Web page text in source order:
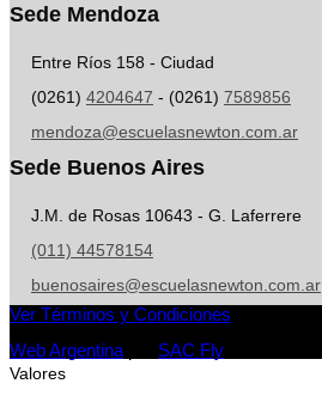
Sede Mendoza
Entre Ríos 158 - Ciudad
(0261) 4204647 - (0261) 7589856
mendoza@escuelasnewton.com.ar
Sede Buenos Aires
J.M. de Rosas 10643 - G. Laferrere
(011) 44578154
buenosaires@escuelasnewton.com.ar
Ver Términos y Condiciones
Web Argentina
SAC Fly
Valores